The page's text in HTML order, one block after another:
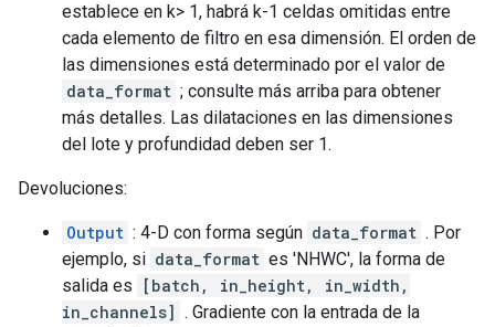
establece en k> 1, habrá k-1 celdas omitidas entre
cada elemento de filtro en esa dimensión. El orden de
las dimensiones está determinado por el valor de
data_format ; consulte más arriba para obtener
más detalles. Las dilataciones en las dimensiones
del lote y profundidad deben ser 1.
Devoluciones:
Output : 4-D con forma según data_format . Por
ejemplo, si data_format es 'NHWC', la forma de
salida es
[batch, in_height, in_width,
in_channels] . Gradiente con la entrada de la